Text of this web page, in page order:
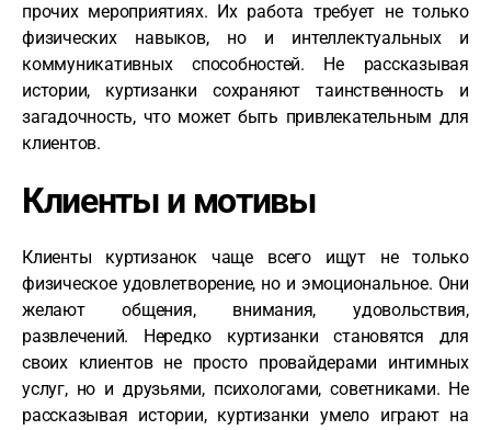
прочих мероприятиях. Их работа требует не только
физических навыков, но и интеллектуальных и
коммуникативных способностей. Не рассказывая
истории, куртизанки сохраняют таинственность и
загадочность, что может быть привлекательным для
клиентов.
Клиенты и мотивы
Клиенты куртизанок чаще всего ищут не только
физическое удовлетворение, но и эмоциональное. Они
желают общения, внимания, удовольствия,
развлечений. Нередко куртизанки становятся для
своих клиентов не просто провайдерами интимных
услуг, но и друзьями, психологами, советниками. Не
рассказывая истории, куртизанки умело играют на